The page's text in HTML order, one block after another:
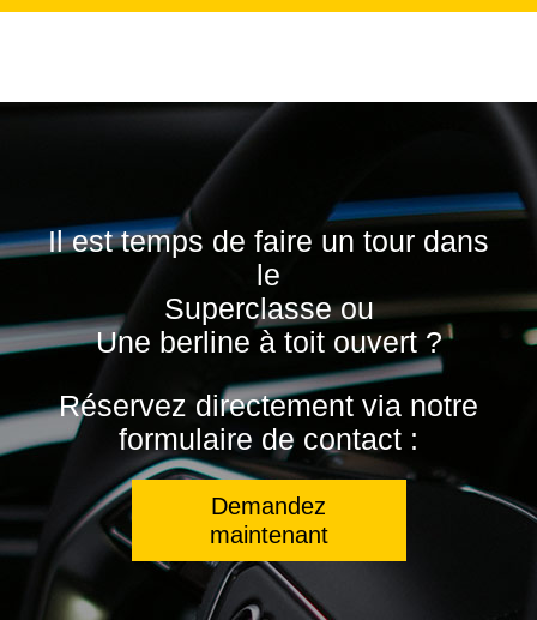
Il est temps de faire un tour dans
le
Superclasse ou
Une berline à toit ouvert ?
Réservez directement via notre
formulaire de contact :
Demandez
maintenant